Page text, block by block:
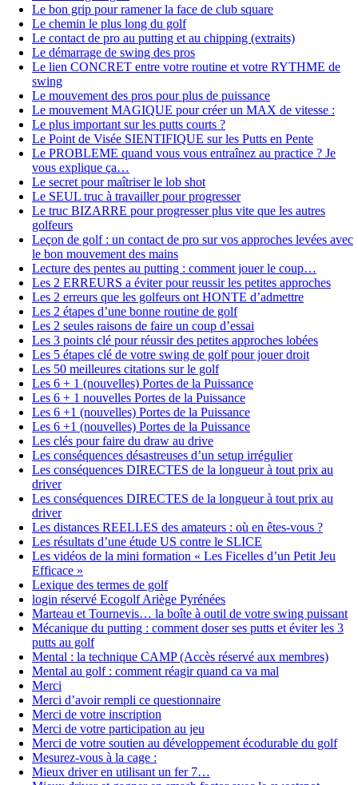
Le bon grip pour ramener la face de club square
Le chemin le plus long du golf
Le contact de pro au putting et au chipping (extraits)
Le démarrage de swing des pros
Le lien CONCRET entre votre routine et votre RYTHME de
swing
Le mouvement des pros pour plus de puissance
Le mouvement MAGIQUE pour créer un MAX de vitesse :
Le plus important sur les putts courts ?
Le Point de Visée SIENTIFIQUE sur les Putts en Pente
Le PROBLEME quand vous vous entraînez au practice ? Je
vous explique ça…
Le secret pour maîtriser le lob shot
Le SEUL truc à travailler pour progresser
Le truc BIZARRE pour progresser plus vite que les autres
golfeurs
Leçon de golf : un contact de pro sur vos approches levées avec
le bon mouvement des mains
Lecture des pentes au putting : comment jouer le coup…
Les 2 ERREURS a éviter pour reussir les petites approches
Les 2 erreurs que les golfeurs ont HONTE d’admettre
Les 2 étapes d’une bonne routine de golf
Les 2 seules raisons de faire un coup d’essai
Les 3 points clé pour réussir des petites approches lobées
Les 5 étapes clé de votre swing de golf pour jouer droit
Les 50 meilleures citations sur le golf
Les 6 + 1 (nouvelles) Portes de la Puissance
Les 6 + 1 nouvelles Portes de la Puissance
Les 6 +1 (nouvelles) Portes de la Puissance
Les 6 +1 (nouvelles) Portes de la Puissance
Les clés pour faire du draw au drive
Les conséquences désastreuses d’un setup irrégulier
Les conséquences DIRECTES de la longueur à tout prix au
driver
Les conséquences DIRECTES de la longueur à tout prix au
driver
Les distances REELLES des amateurs : où en êtes-vous ?
Les résultats d’une étude US contre le SLICE
Les vidéos de la mini formation « Les Ficelles d’un Petit Jeu
Efficace »
Lexique des termes de golf
login réservé Ecogolf Ariège Pyrénées
Marteau et Tournevis… la boîte à outil de votre swing puissant
Mécanique du putting : comment doser ses putts et éviter les 3
putts au golf
Mental : la technique CAMP (Accès réservé aux membres)
Mental au golf : comment réagir quand ca va mal
Merci
Merci d’avoir rempli ce questionnaire
Merci de votre inscription
Merci de votre participation au jeu
Merci de votre soutien au développement écodurable du golf
Mesurez-vous à la cage :
Mieux driver en utilisant un fer 7…